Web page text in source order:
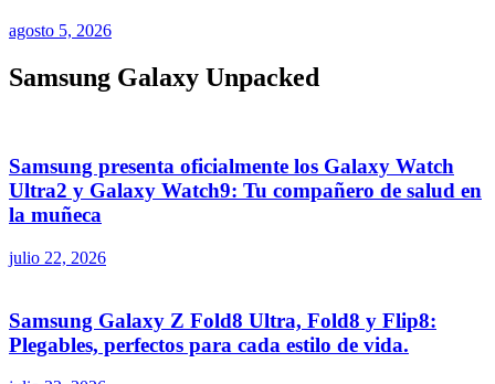
agosto 5, 2026
Samsung Galaxy Unpacked
Samsung presenta oficialmente los Galaxy Watch
Ultra2 y Galaxy Watch9: Tu compañero de salud en
la muñeca
julio 22, 2026
Samsung Galaxy Z Fold8 Ultra, Fold8 y Flip8:
Plegables, perfectos para cada estilo de vida.